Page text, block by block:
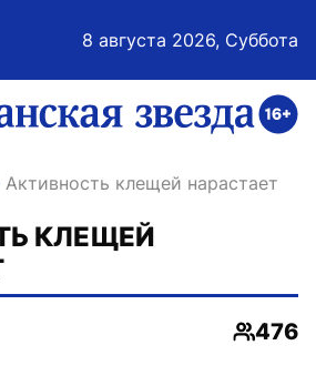
8 августа 2026, Суббота
ссылка на главную
Активность клещей нарастает
КЛЕЩЕЙ
476